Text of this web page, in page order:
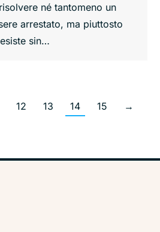
né tantomeno un
arrestato, ma piuttosto
sin…
12 13 14 15 →